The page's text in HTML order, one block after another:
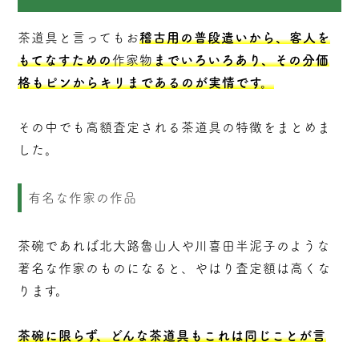
茶道具と言ってもお稽古用の普段遣いから、客人を
もてなすための作家物までいろいろあり、その分価
格もピンからキリまであるのが実情です。
その中でも高額査定される茶道具の特徴をまとめま
した。
有名な作家の作品
茶碗であれば北大路魯山人や川喜田半泥子のような
著名な作家のものになると、やはり査定額は高くな
ります。
茶碗に限らず、どんな茶道具もこれは同じことが言